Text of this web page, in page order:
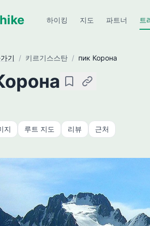
하이킹 지도 파트너 트
기 / 키르기스스탄 / пик Корона
저장 링크 복사
지 루트 지도 리뷰 근처